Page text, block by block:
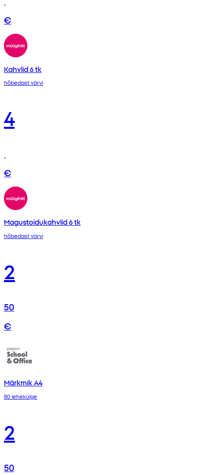
€
Kahvlid 6 tk
hõbedast värvi
4
€
Magustoidukahvlid 6 tk
hõbedast värvi
2
50
€
Märkmik A4
80 lehekülge
2
50